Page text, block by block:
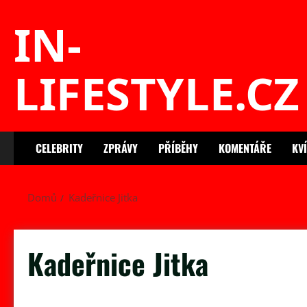
IN-
LIFESTYLE.CZ
CELEBRITY ZPRÁVY PŘÍBĚHY KOMENTÁŘE
Domů Kadeřnice Jitka
Kadeřnice Jitka